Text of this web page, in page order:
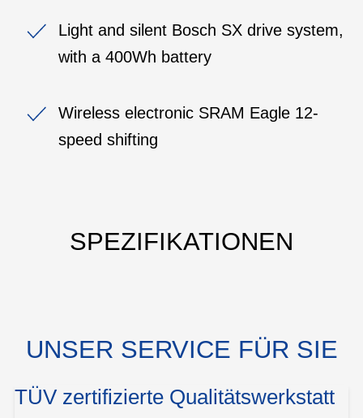
Light and silent Bosch SX drive system,
with a 400Wh battery
Wireless electronic SRAM Eagle 12-
speed shifting
SPEZIFIKATIONEN
UNSER SERVICE FÜR SIE
TÜV zertifizierte Qualitätswerkstatt